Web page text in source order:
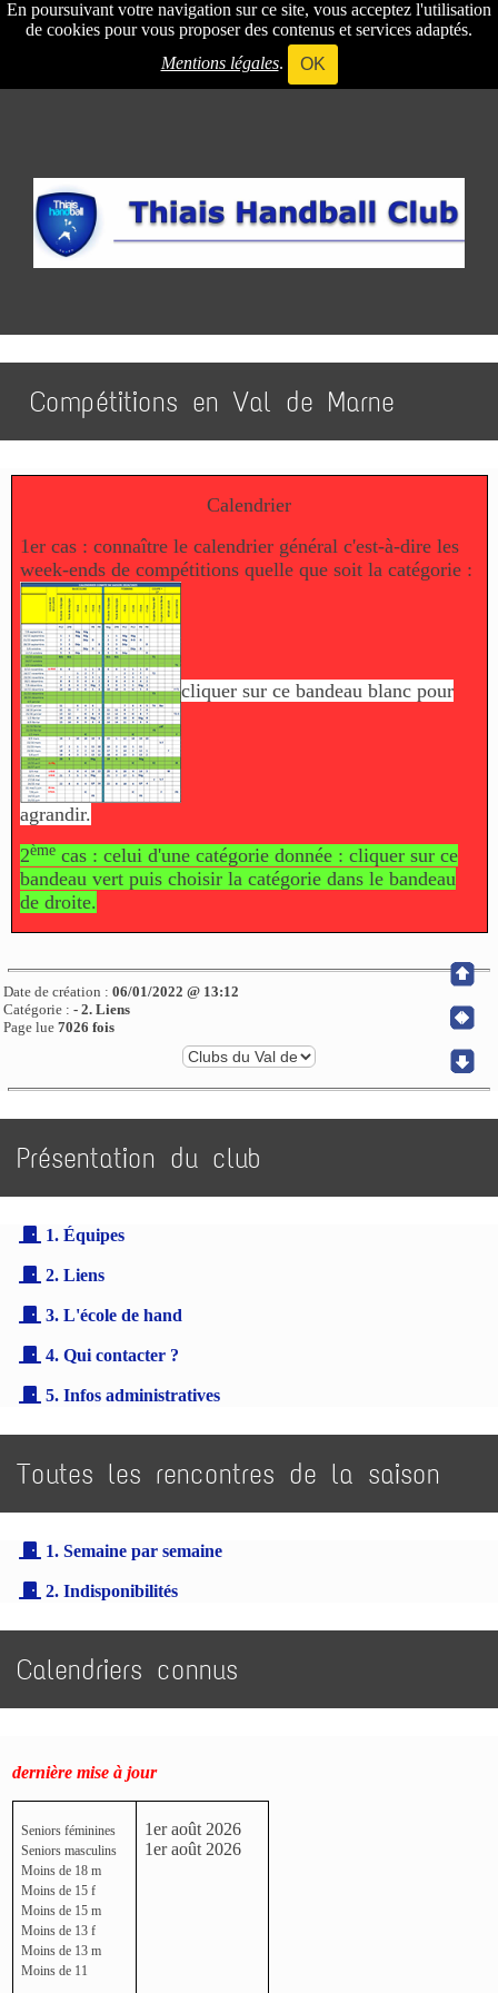
En poursuivant votre navigation sur ce site, vous acceptez l'utilisation
de cookies pour vous proposer des contenus et services adaptés.
Mentions légales. OK
Compétitions en Val de Marne
Calendrier
1er cas : connaître le calendrier général c'est-à-dire les
week-ends de compétitions quelle que soit la catégorie :
cliquer sur ce bandeau blanc pour
agrandir.
2èmecas : celui d'une catégorie donnée : cliquer sur ce
bandeau vert puis choisir la catégorie dans le bandeau
de droite.
Date de création :06/01/2022 @ 13:12
Catégorie :- 2. Liens
Page lue7026 fois
Présentation du club
1. Équipes
2. Liens
3. L'école de hand
4. Qui contacter ?
5. Infos administratives
Toutes les rencontres de la saison
1. Semaine par semaine
2. Indisponibilités
Calendriers connus
dernière mise à jour
Seniors féminines
Seniors masculins
Moins de 18 m
Moins de 15 f
Moins de 15 m
Moins de 13 f
Moins de 13 m
Moins de 11
1er août 2026
1er août 2026